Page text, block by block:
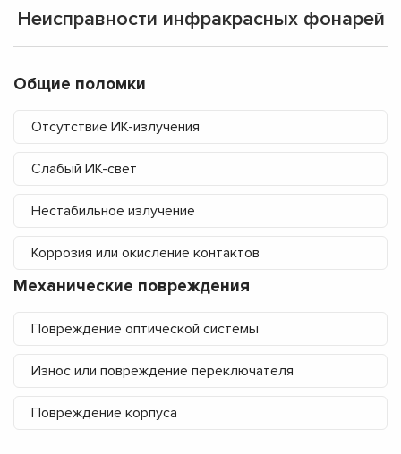
Неисправности инфракрасных фонарей
Общие поломки
Отсутствие ИК-излучения
Слабый ИК-свет
Нестабильное излучение
Коррозия или окисление контактов
Механические повреждения
Повреждение оптической системы
Износ или повреждение переключателя
Повреждение корпуса